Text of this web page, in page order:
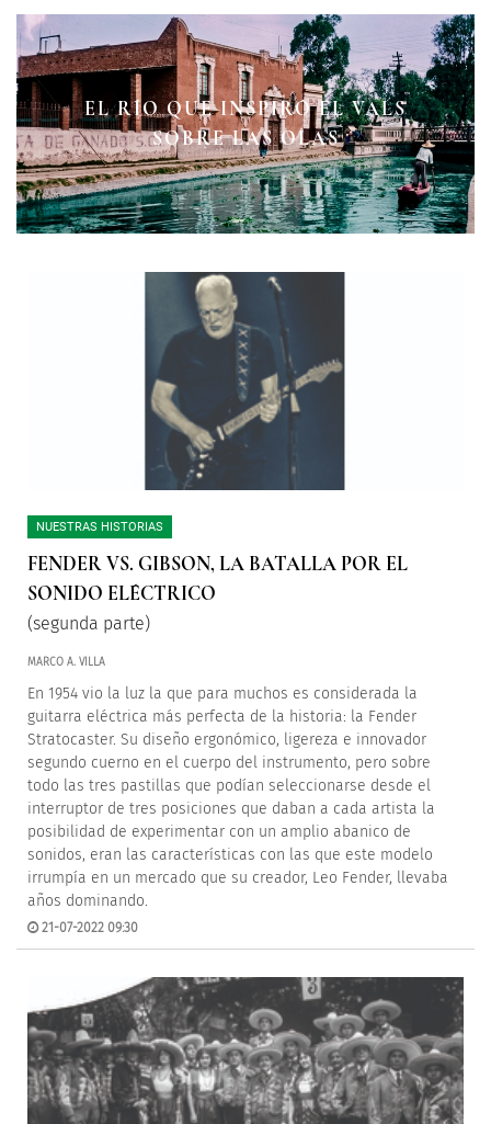
EL RÍO QUE INSPIRÓ EL VALS
SOBRE LAS OLAS
SABOR A MÍ
BILL HALEY & HIS COMETS
NUESTRAS HISTORIAS
FENDER VS. GIBSON, LA BATALLA POR EL
SONIDO ELÉCTRICO
(segunda parte)
MARCO A. VILLA
En 1954 vio la luz la que para muchos es considerada la
guitarra eléctrica más perfecta de la historia: la Fender
Stratocaster. Su diseño ergonómico, ligereza e innovador
segundo cuerno en el cuerpo del instrumento, pero sobre
todo las tres pastillas que podían seleccionarse desde el
interruptor de tres posiciones que daban a cada artista la
posibilidad de experimentar con un amplio abanico de
sonidos, eran las características con las que este modelo
irrumpía en un mercado que su creador, Leo Fender, llevaba
años dominando.
21-07-2022 09:30